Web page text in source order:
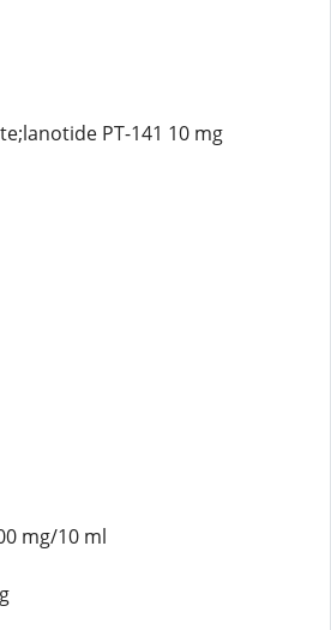
PT-141 10 mg
mg/10 ml